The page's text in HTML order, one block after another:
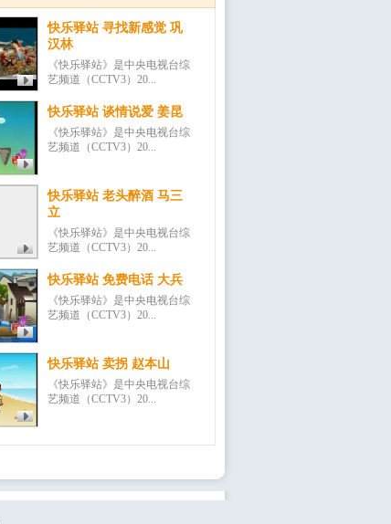
快乐驿站 寻找新感觉 巩
汉林
《快乐驿站》是中央电视台综
艺频道（CCTV3）20...
快乐驿站 谈情说爱 姜昆
《快乐驿站》是中央电视台综
艺频道（CCTV3）20...
快乐驿站 老头醉酒 马三
立
《快乐驿站》是中央电视台综
艺频道（CCTV3）20...
快乐驿站 免费电话 大兵
《快乐驿站》是中央电视台综
艺频道（CCTV3）20...
快乐驿站 卖拐 赵本山
《快乐驿站》是中央电视台综
艺频道（CCTV3）20...